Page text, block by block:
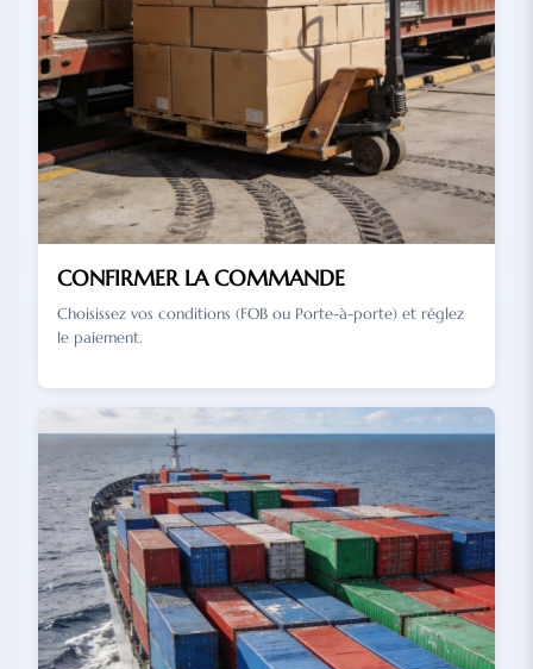
CONFIRMER LA COMMANDE
Choisissez vos conditions (FOB ou Porte-à-porte) et réglez
le paiement.